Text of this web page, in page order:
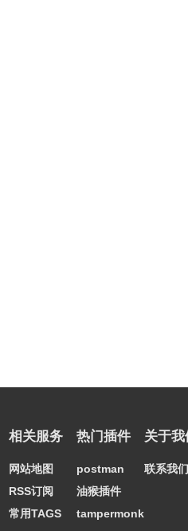
相关服务
网站地图
RSS订阅
常用TAGS
热门插件
postman
油猴插件
tampermonkey
关于我
联系我们